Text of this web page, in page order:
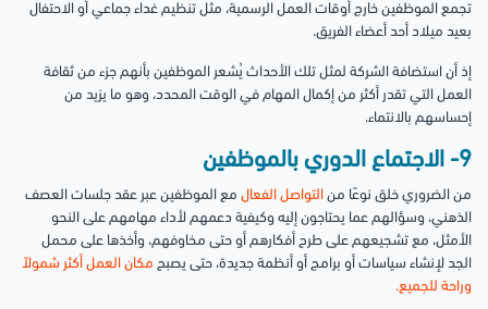
تجمع الموظفين خارج أوقات العمل الرسمية، مثل تنظيم غداء جماعي أو الاحتفال
بعيد ميلاد أحد أعضاء الفريق.
إذ أن استضافة الشركة لمثل تلك الأحداث يُشعر الموظفين بأنهم جزء من ثقافة
العمل التي تقدر أكثر من إكمال المهام في الوقت المحدد، وهو ما يزيد من
إحساسهم بالانتماء.
9- الاجتماع الدوري بالموظفين
من الضروري خلق نوعًا من التواصل الفعال مع الموظفين عبر عقد جلسات العصف
الذهني، وسؤالهم عما يحتاجون إليه وكيفية دعمهم لأداء مهامهم على النحو
الأمثل، مع تشجيعهم على طرح أفكارهم أو حتى مخاوفهم، وأخذها على محمل
الجد لإنشاء سياسات أو برامج أو أنظمة جديدة، حتى يصبح مكان العمل أكثر شمولاً
وراحة للجميع.